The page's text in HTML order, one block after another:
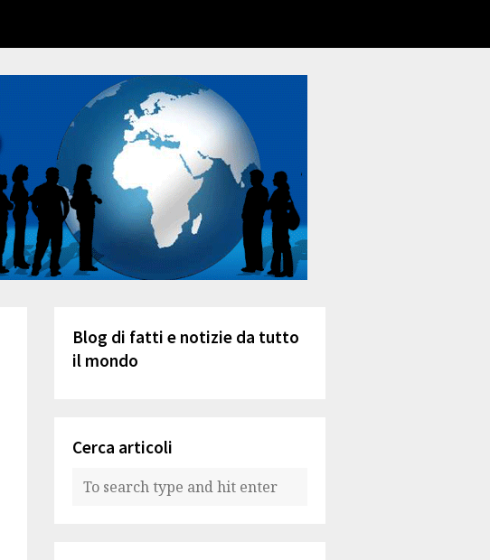
Blog di fatti e notizie da tutto
il mondo
Cerca articoli